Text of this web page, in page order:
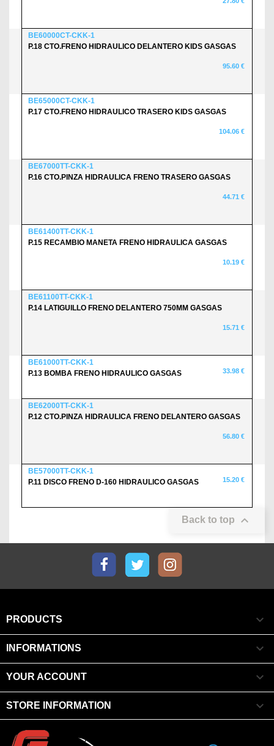
BE60000CT-CKK-1
P.18 CTO.FRENO HIDRAULICO DELANTERO KIDS GASGAS
95.60 €
BE65000CT-CKK-1
P.17 CTO.FRENO HIDRAULICO TRASERO KIDS GASGAS
104.06 €
BE67000TT-CKK-1
P.16 CTO.PINZA HIDRAULICA FRENO TRASERO GASGAS
44.71 €
BE61400TT-CKK-1
P.15 RECAMBIO MANETA FRENO HIDRAULICA GASGAS
10.19 €
BE61100TT-CKK-1
P.14 LATIGUILLO FRENO DELANTERO 750MM GASGAS
15.71 €
BE61000TT-CKK-1
P.13 BOMBA FRENO HIDRAULICO GASGAS
33.98 €
BE62000TT-CKK-1
P.12 CTO.PINZA HIDRAULICA FRENO DELANTERO GASGAS
56.80 €
BE57000TT-CKK-1
P.11 DISCO FRENO D-160 HIDRAULICO GASGAS
15.20 €
Back to top 
FacebookTwitter
PRODUCTS 
INFORMATIONS 
YOUR ACCOUNT 
STORE INFORMATION 